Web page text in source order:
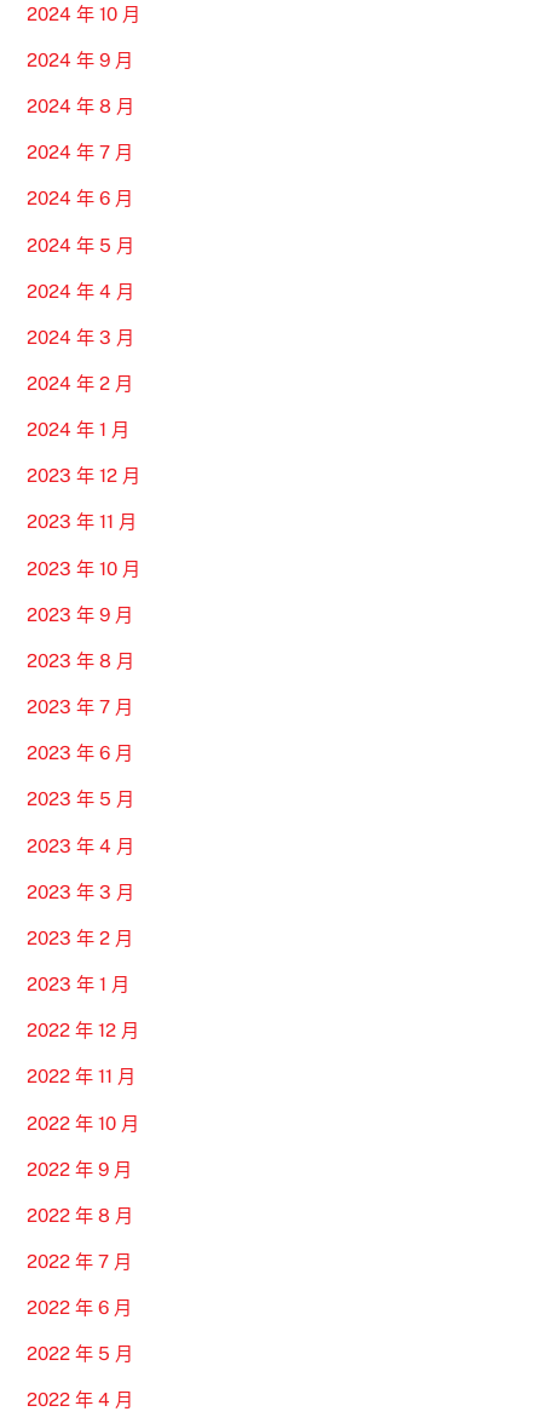
2024 年 10 月
2024 年 9 月
2024 年 8 月
2024 年 7 月
2024 年 6 月
2024 年 5 月
2024 年 4 月
2024 年 3 月
2024 年 2 月
2024 年 1 月
2023 年 12 月
2023 年 11 月
2023 年 10 月
2023 年 9 月
2023 年 8 月
2023 年 7 月
2023 年 6 月
2023 年 5 月
2023 年 4 月
2023 年 3 月
2023 年 2 月
2023 年 1 月
2022 年 12 月
2022 年 11 月
2022 年 10 月
2022 年 9 月
2022 年 8 月
2022 年 7 月
2022 年 6 月
2022 年 5 月
2022 年 4 月